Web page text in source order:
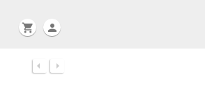
shopping_cart person